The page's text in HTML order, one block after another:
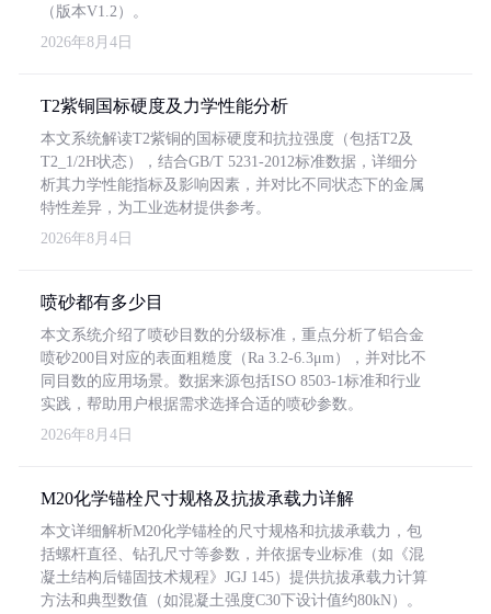
（版本V1.2）。
2026年8月4日
T2紫铜国标硬度及力学性能分析
本文系统解读T2紫铜的国标硬度和抗拉强度（包括T2及
T2_1/2H状态），结合GB/T 5231-2012标准数据，详细分
析其力学性能指标及影响因素，并对比不同状态下的金属
特性差异，为工业选材提供参考。
2026年8月4日
喷砂都有多少目
本文系统介绍了喷砂目数的分级标准，重点分析了铝合金
喷砂200目对应的表面粗糙度（Ra 3.2-6.3μm），并对比不
同目数的应用场景。数据来源包括ISO 8503-1标准和行业
实践，帮助用户根据需求选择合适的喷砂参数。
2026年8月4日
M20化学锚栓尺寸规格及抗拔承载力详解
本文详细解析M20化学锚栓的尺寸规格和抗拔承载力，包
括螺杆直径、钻孔尺寸等参数，并依据专业标准（如《混
凝土结构后锚固技术规程》JGJ 145）提供抗拔承载力计算
方法和典型数值（如混凝土强度C30下设计值约80kN）。